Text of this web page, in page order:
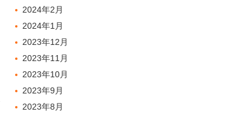
2024年2月
2024年1月
2023年12月
2023年11月
2023年10月
2023年9月
2023年8月